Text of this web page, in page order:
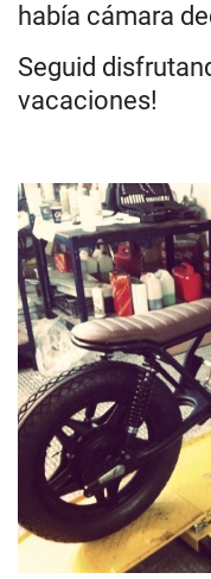
había cámara
Seguid
vacaciones!